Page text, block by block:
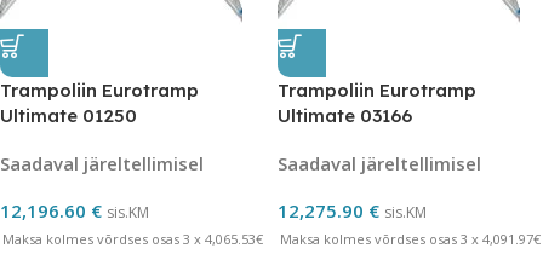
Trampoliin Eurotramp
Ultimate 01250
Saadaval järeltellimisel
12,196.60 € sis.KM
Maksa kolmes võrdses osas 3 x 4,065.53€
Trampoliin Eurotramp
Ultimate 03166
Saadaval järeltellimisel
12,275.90 € sis.KM
Maksa kolmes võrdses osas 3 x 4,091.97€